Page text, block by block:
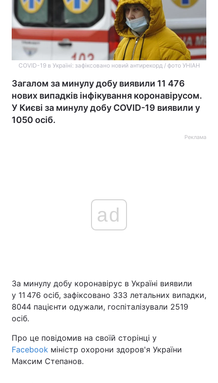
COVID-19 в Україні: зафіксовано новий антирекорд / фото УНІАН
Загалом за минулу добу виявили 11 476
нових випадків інфікування коронавірусом.
У Києві за минулу добу COVID-19 виявили у
1050 осіб.
Реклама
ad
За минулу добу коронавірус в Україні виявили
у 11 476 осіб, зафіксовано 333 летальних випадки,
8044 пацієнти одужали, госпіталізували 2519
осіб.
Про це повідомив на своїй сторінці у
Facebook міністр охорони здоров'я України
Максим Степанов.